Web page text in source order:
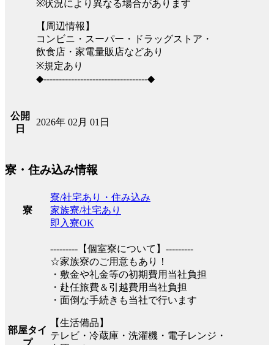
※状況により異なる場合があります
【周辺情報】
コンビニ・スーパー・ドラッグストア・
飲食店・家電量販店などあり
※規定あり
◆----------------------------------◆
公開
日
2026年 02月 01日
寮・住み込み情報
寮
寮/社宅あり・住み込み
家族寮/社宅あり
即入寮OK
部屋タイ
プ
---------【個室寮について】---------
☆家族寮のご用意もあり！
・敷金や礼金等の初期費用当社負担
・赴任旅費＆引越費用当社負担
・面倒な手続きも当社で行います
【生活備品】
テレビ・冷蔵庫・洗濯機・電子レンジ・